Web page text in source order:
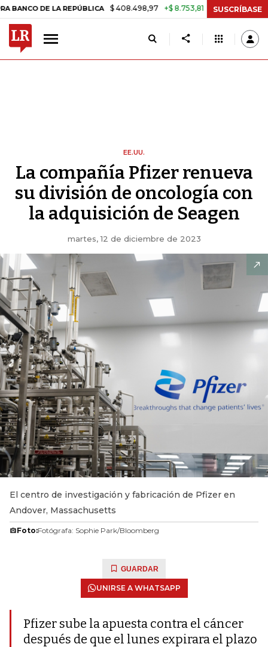
LA REPÚBLICA $ 408.498,97 +$ 8.753,81 +2,19% TASA DE
SUSCRÍBASE
EE.UU.
La compañía Pfizer renueva
su división de oncología con
la adquisición de Seagen
martes, 12 de diciembre de 2023
El centro de investigación y fabricación de Pfizer en
Andover, Massachusetts
Foto:Fotógrafa: Sophie Park/Bloomberg
GUARDAR
UNIRSE A WHATSAPP
Pfizer sube la apuesta contra el cáncer
después de que el lunes expirara el plazo